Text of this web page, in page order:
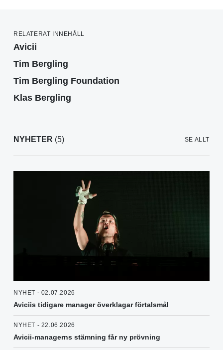
RELATERAT INNEHÅLL
Avicii
Tim Bergling
Tim Bergling Foundation
Klas Bergling
NYHETER (5) SE ALLT
NYHET - 02.07.2026
Aviciis tidigare manager överklagar förtalsmål
NYHET - 22.06.2026
Avicii-managerns stämning får ny prövning